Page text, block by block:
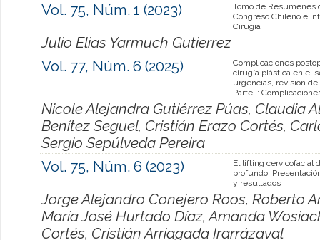
Vol. 75, Núm. 1 (2023)
Tomo de Resúmenes
Congreso Chileno e
Cirugía
Julio Elias Yarmuch Gutierrez
Vol. 77, Núm. 6 (2025)
Complicaciones
cirugía plástica en el
urgencias, revisión
Parte I:
Nicole Alejandra Gutiérrez Púas, Claudia
Benítez Seguel, Cristián Erazo Cortés,
Sergio Sepúlveda Pereira
Vol. 75, Núm. 6 (2023)
El lifting cervicofacial
profundo:
y resultados
Jorge Alejandro Conejero Roos, Roberto
María José Hurtado Díaz, Amanda
Cortés, Cristián Arriagada Irarrázaval